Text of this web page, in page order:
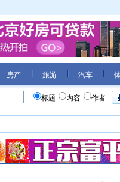
房产 旅游 汽车
标题 内容 作者